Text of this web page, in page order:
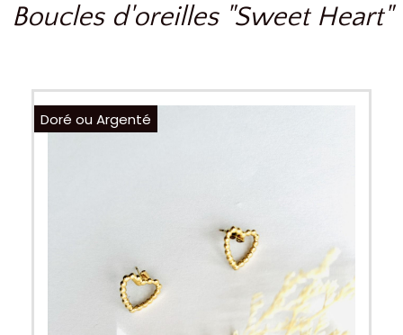
Boucles d'oreilles "Sweet Heart"
Doré ou Argenté